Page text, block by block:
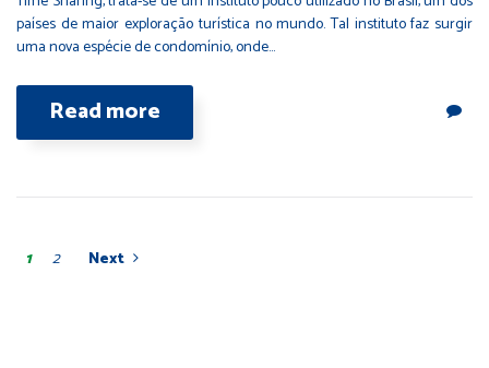
países de maior exploração turística no mundo. Tal instituto faz surgir
uma nova espécie de condomínio, onde…
Read more
1 2 Next